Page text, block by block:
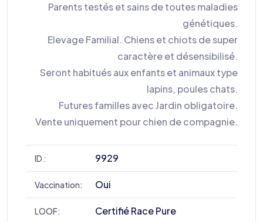
Parents testés et sains de toutes maladies
génétiques.
Elevage Familial. Chiens et chiots de super
caractère et désensibilisé.
Seront habitués aux enfants et animaux type
lapins, poules chats.
Futures familles avec Jardin obligatoire.
Vente uniquement pour chien de compagnie.
ID : 9929
Vaccination: Oui
LOOF: Certifié Race Pure